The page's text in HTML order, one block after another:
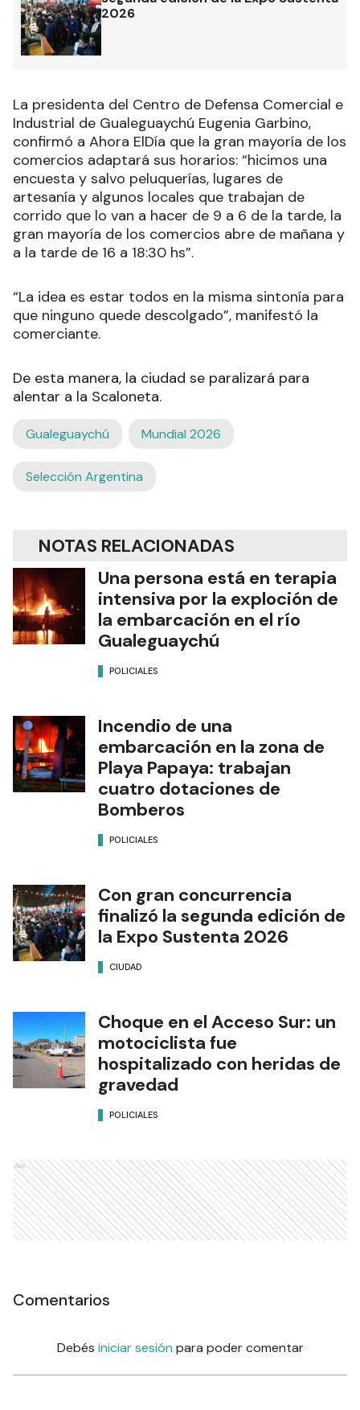
2026
La presidenta del Centro de Defensa Comercial e
Industrial de Gualeguaychú Eugenia Garbino,
confirmó a Ahora ElDía que la gran mayoría de los
comercios adaptará sus horarios: “hicimos una
encuesta y salvo peluquerías, lugares de
artesanía y algunos locales que trabajan de
corrido que lo van a hacer de 9 a 6 de la tarde, la
gran mayoría de los comercios abre de mañana y
a la tarde de 16 a 18:30 hs”.
“La idea es estar todos en la misma sintonía para
que ninguno quede descolgado”, manifestó la
comerciante.
De esta manera, la ciudad se paralizará para
alentar a la Scaloneta.
Gualeguaychú Mundial 2026
Selección Argentina
NOTAS RELACIONADAS
Una persona está en terapia
intensiva por la exploción de
la embarcación en el río
Gualeguaychú
POLICIALES
Incendio de una
embarcación en la zona de
Playa Papaya: trabajan
cuatro dotaciones de
Bomberos
POLICIALES
Con gran concurrencia
finalizó la segunda edición de
la Expo Sustenta 2026
CIUDAD
Choque en el Acceso Sur: un
motociclista fue
hospitalizado con heridas de
gravedad
POLICIALES
Ads
Comentarios
Debés iniciar sesión para poder comentar